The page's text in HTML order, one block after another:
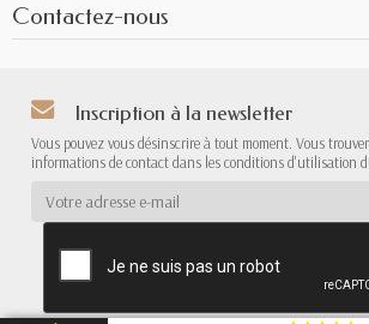
Contactez-nous
Inscription à la newsletter
Vous pouvez vous désinscrire à tout moment. Vous
informations de contact dans les conditions d'utilisation